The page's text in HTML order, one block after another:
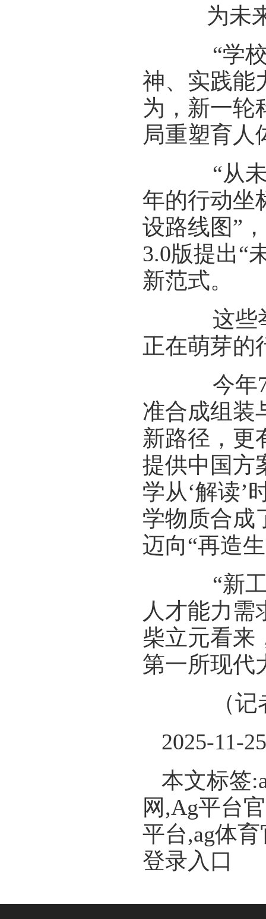
为未来
“学校
神、实践能
为，新一轮
局重塑育人
“从未来
年的行动坐
设路线图”
3.0版提出“
新范式。
这些举
正在萌芽的
今年7
准合成组装
新路径，更
提供中国方
学从‘解读’
学物质合成
迈向“再造
“新工
人才能力需
柴立元看来
第一所现代
（记者
2025-11-25
本文标签
网,Ag平台
平台,ag体
登录入口